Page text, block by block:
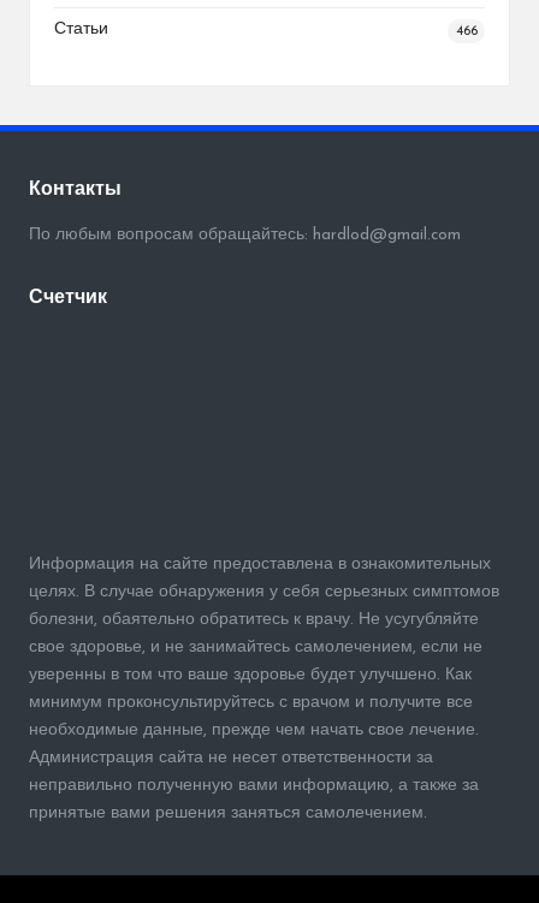
Статьи 466
Контакты
По любым вопросам обращайтесь: hardlod@gmail.com
Счетчик
Информация на сайте предоставлена в ознакомительных
целях. В случае обнаружения у себя серьезных симптомов
болезни, обаятельно обратитесь к врачу. Не усугубляйте
свое здоровье, и не занимайтесь самолечением, если не
уверенны в том что ваше здоровье будет улучшено. Как
минимум проконсультируйтесь с врачом и получите все
необходимые данные, прежде чем начать свое лечение.
Администрация сайта не несет ответственности за
неправильно полученную вами информацию, а также за
принятые вами решения заняться самолечением.